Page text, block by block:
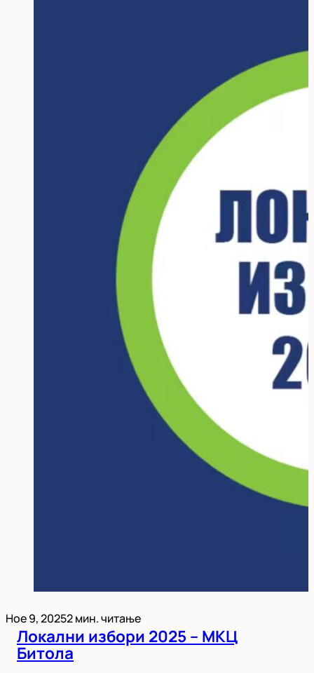
Ное 9, 20252 мин. читање
Локални избори 2025 – МКЦ
Битола